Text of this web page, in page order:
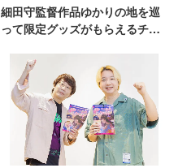
細田守監督作品ゆかりの地を巡
って限定グッズがもらえるチャ